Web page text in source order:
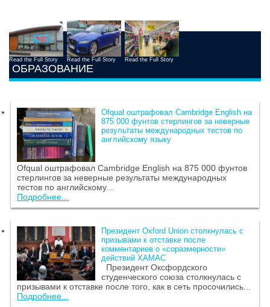
Read the Full Story Read the Full Story Read the Full Story
ОБРАЗОВАНИЕ
Ofqual оштрафовал Cambridge English на
875 000 фунтов стерлингов за неверные
результаты международных тестов по
английскому языку
Ofqual оштрафовал Cambridge English на 875 000 фунтов
стерлингов за неверные результаты международных
тестов по английскому...
Подробнее...
Президент Oxford Union столкнулась с
призывами к отставке после
комментариев о «соразмерности»
действий ХАМАС
Президент Оксфордского
студенческого союза столкнулась с
призывами к отставке после того, как в сеть просочились...
Подробнее...